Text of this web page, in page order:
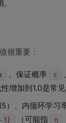
很重要：
、保证概率 ε
增加到1.0是常
5）、内循环学习
3} （可能指 η